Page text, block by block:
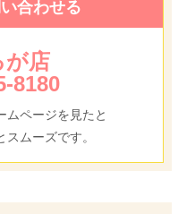
合わせる
が店
8180
ページを見たと
ムーズです。